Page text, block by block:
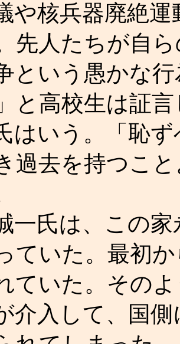
や核兵器廃絶
先人たちが自
という愚かな
と高校生は証
はいう。「恥ず
過去を持つこ
一氏は、この家
ていた。最初
ていた。その
介入して、国